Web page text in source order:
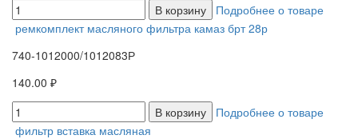
В корзину
Подробнее о товаре
ремкомплект масляного фильтра камаз брт 28р
740-1012000/1012083Р
140.00 ₽
В корзину
Подробнее о товаре
фильтр вставка масляная